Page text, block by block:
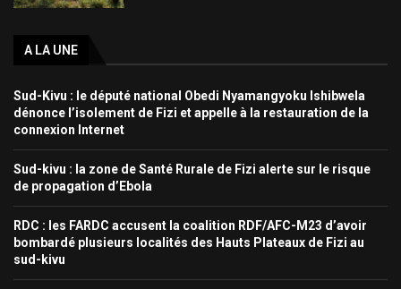
A LA UNE
Sud-Kivu : le député national Obedi Nyamangyoku Ishibwela
dénonce l’isolement de Fizi et appelle à la restauration de la
connexion Internet
Sud-kivu : la zone de Santé Rurale de Fizi alerte sur le risque
de propagation d’Ebola
RDC : les FARDC accusent la coalition RDF/AFC-M23 d’avoir
bombardé plusieurs localités des Hauts Plateaux de Fizi au
sud-kivu